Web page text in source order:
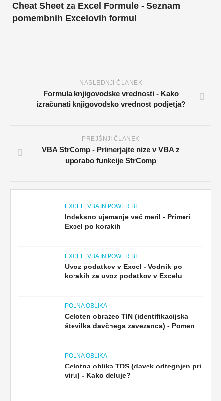
Cheat Sheet za Excel Formule - Seznam
pomembnih Excelovih formul
NASLEDNJI ČLANEK
Formula knjigovodske vrednosti - Kako
izračunati knjigovodsko vrednost podjetja?
PREJŠNJI ČLANEK
VBA StrComp - Primerjajte nize v VBA z
uporabo funkcije StrComp
EXCEL, VBA IN POWER BI
Indeksno ujemanje več meril - Primeri
Excel po korakih
EXCEL, VBA IN POWER BI
Uvoz podatkov v Excel - Vodnik po
korakih za uvoz podatkov v Excelu
POLNA OBLIKA
Celoten obrazec TIN (identifikacijska
številka davčnega zavezanca) - Pomen
POLNA OBLIKA
Celotna oblika TDS (davek odtegnjen pri
viru) - Kako deluje?